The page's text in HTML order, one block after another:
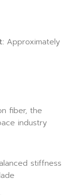
Approximately
fiber, the
industry
stiffness